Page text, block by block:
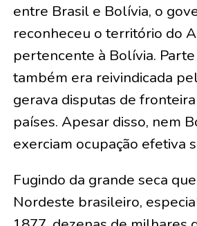
entre Brasil e Bolívia, o
reconheceu o território do
pertencente à Bolívia.
também era reivindicada
gerava disputas de
países. Apesar disso, nem
exerciam ocupação efetiva
Fugindo da grande seca
Nordeste brasileiro,